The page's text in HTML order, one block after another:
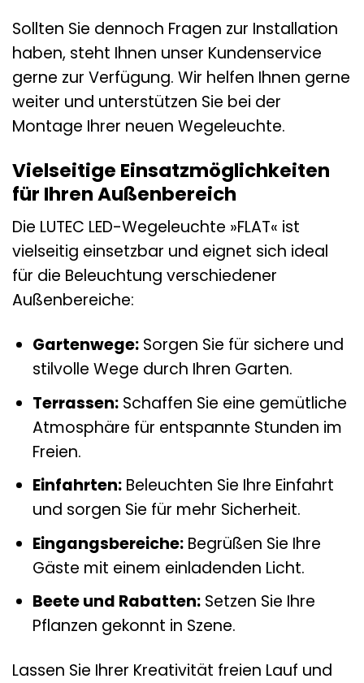
Sollten Sie dennoch Fragen zur Installation
haben, steht Ihnen unser Kundenservice
gerne zur Verfügung. Wir helfen Ihnen gerne
weiter und unterstützen Sie bei der
Montage Ihrer neuen Wegeleuchte.
Vielseitige Einsatzmöglichkeiten
für Ihren Außenbereich
Die LUTEC LED-Wegeleuchte »FLAT« ist
vielseitig einsetzbar und eignet sich ideal
für die Beleuchtung verschiedener
Außenbereiche:
Gartenwege:Sorgen Sie für sichere und
stilvolle Wege durch Ihren Garten.
Terrassen:Schaffen Sie eine gemütliche
Atmosphäre für entspannte Stunden im
Freien.
Einfahrten:Beleuchten Sie Ihre Einfahrt
und sorgen Sie für mehr Sicherheit.
Eingangsbereiche:Begrüßen Sie Ihre
Gäste mit einem einladenden Licht.
Beete und Rabatten:Setzen Sie Ihre
Pflanzen gekonnt in Szene.
Lassen Sie Ihrer Kreativität freien Lauf und